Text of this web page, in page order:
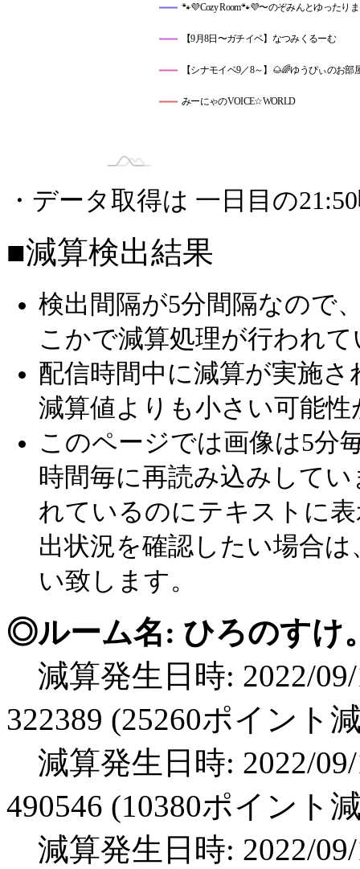
🐾💜Cozy Room🐾💜〜のぞみんとゆったり
【9月8日〜ガチイベ】なつみくるーむ
【シナモイベ9／8～】🌰🌈ゆうぴぃのお部
みーにゃのVOICE☆WORLD
【ガチイベ中】桑原康子のお部屋
みくるーむ （シナモロールアンバサダー
ももな🐻（airlview）
えみこ 🌸🍃
歌雑らび！ 初配信
たむタイム
🐈‍FreeDomLance🐈‍の小部屋
【毎日】瀬名部屋【配信】
MIYU*×MUSIC
初配信！お試しで色々話してみます🔥
シナモンイベ参加中˙˚ʚあおのお部屋ɞ˚˙
音羽ゆめ(Strawberry Girls)
・データ取得は 一日目の
■減算検出結果
検出間隔が5分間隔なので
こかで減算処理が行われ
配信時間中に減算が実施
減算値よりも小さい可能
このページでは画像は5分
時間毎に再読み込みして
れているのにテキストに
出状況を確認したい場合
い致します。
◎ルーム名: ひろのすけ
減算発生日時: 2022/
322389 (25260ポイント
減算発生日時: 2022/
490546 (10380ポイント
減算発生日時: 2022/